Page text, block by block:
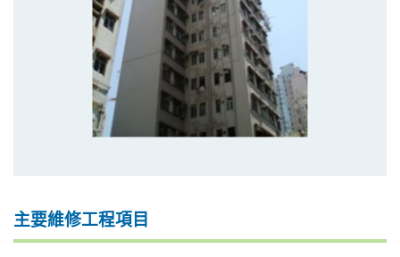
主要維修工程項目